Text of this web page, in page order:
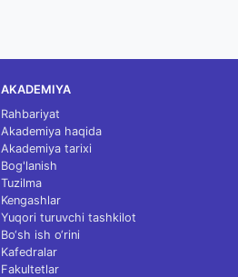
AKADEMIYA
Rahbariyat
Akademiya haqida
Akademiya tarixi
Bog'lanish
Tuzilma
Kengashlar
Yuqori turuvchi tashkilot
Bo‘sh ish o‘rini
Kafedralar
Fakultetlar